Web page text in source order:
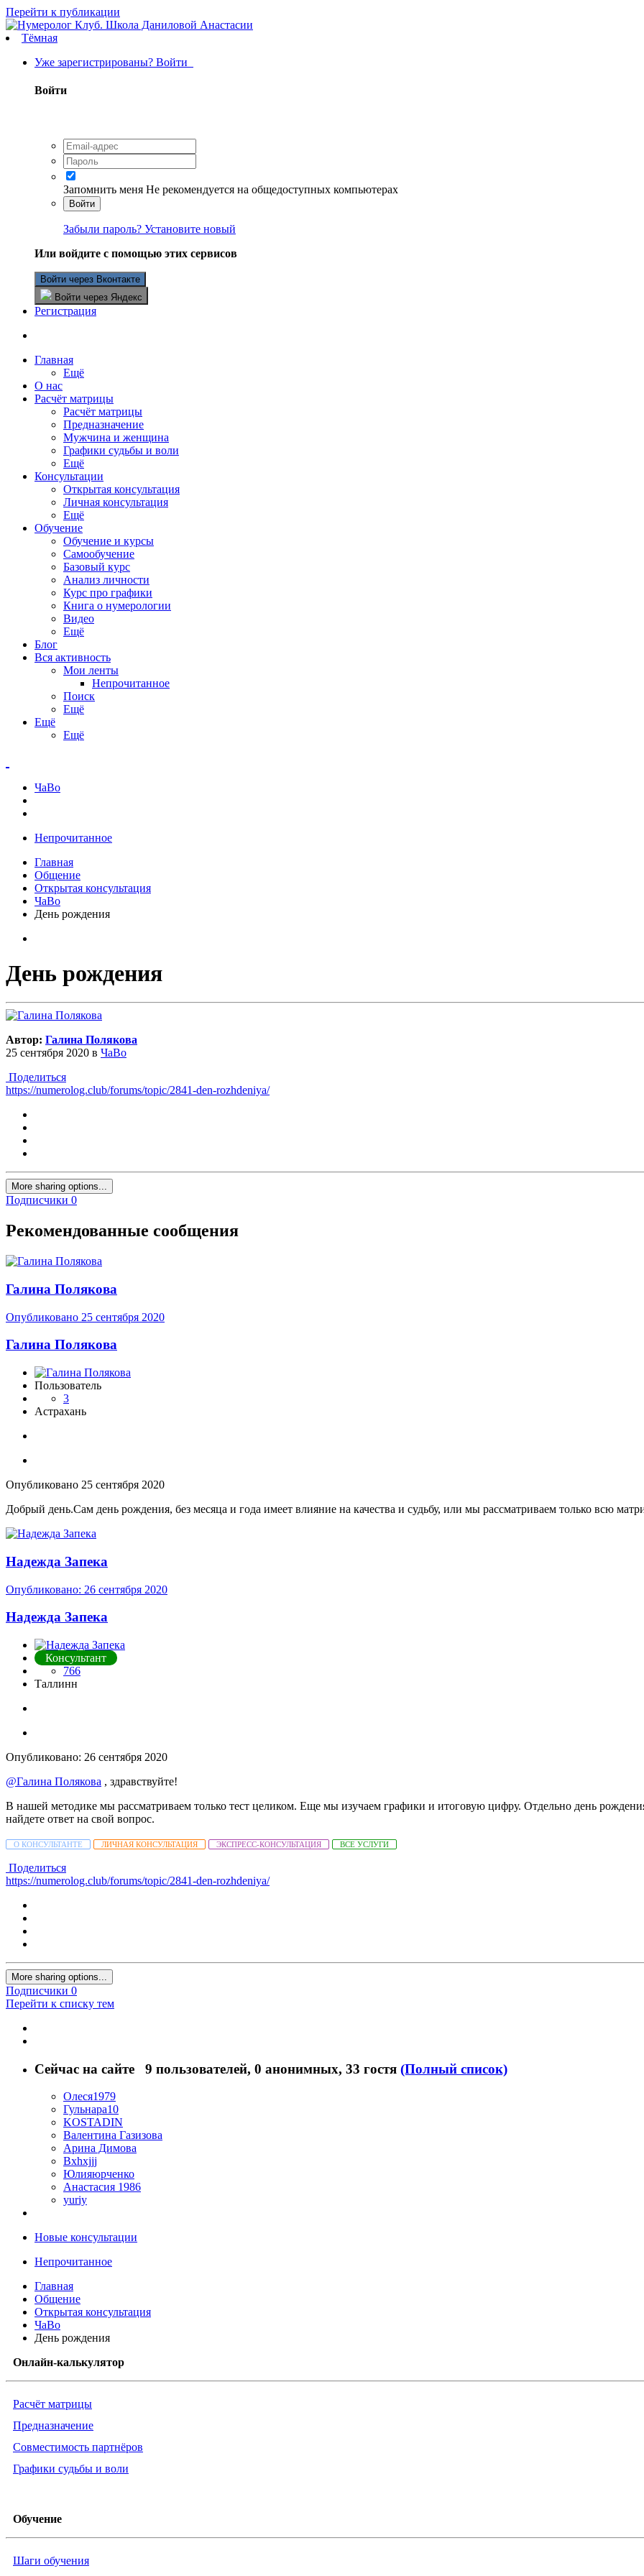
Перейти к публикации
Тёмная
Уже зарегистрированы? Войти
Войти
Запомнить меня Не рекомендуется на общедоступных компьютерах
Войти
Забыли пароль? Установите новый
Или войдите с помощью этих сервисов
Войти через Вконтакте
Войти через Яндекс
Регистрация
Главная
Ещё
О нас
Расчёт матрицы
Расчёт матрицы
Предназначение
Мужчина и женщина
Графики судьбы и воли
Ещё
Консультации
Открытая консультация
Личная консультация
Ещё
Обучение
Обучение и курсы
Самообучение
Базовый курс
Анализ личности
Курс про графики
Книга о нумерологии
Видео
Ещё
Блог
Вся активность
Мои ленты
Непрочитанное
Поиск
Ещё
Ещё
Ещё
ЧаВо
Непрочитанное
Главная
Общение
Открытая консультация
ЧаВо
День рождения
День рождения
Автор: Галина Полякова
25 сентября 2020 в ЧаВо
Поделиться
https://numerolog.club/forums/topic/2841-den-rozhdeniya/
More sharing options...
Подписчики 0
Рекомендованные сообщения
Галина Полякова
Опубликовано 25 сентября 2020
Галина Полякова
Пользователь
3
Астрахань
Опубликовано 25 сентября 2020
Добрый день.Сам день рождения, без месяца и года имеет влияние на качества и судьбу, или мы рассматриваем только всю
Надежда Запека
Опубликовано: 26 сентября 2020
Надежда Запека
Консультант
766
Таллинн
Опубликовано: 26 сентября 2020
@Галина Полякова , здравствуйте!
В нашей методике мы рассматриваем только тест целиком. Еще мы изучаем графики и итоговую цифру. Отдельно день
найдете ответ на свой вопрос.
О КОНСУЛЬТАНТЕ ЛИЧНАЯ КОНСУЛЬТАЦИЯ ЭКСПРЕСС-КОНСУЛЬТАЦИЯ ВСЕ УСЛУГИ
Поделиться
https://numerolog.club/forums/topic/2841-den-rozhdeniya/
More sharing options...
Подписчики 0
Перейти к списку тем
Сейчас на сайте 9 пользователей, 0 анонимных, 33 гостя (Полный список)
Олеся1979
Гульнара10
KOSTADIN
Валентина Газизова
Арина Димова
Bxhxjjj
Юлияюрченко
Анастасия 1986
yuriy
Новые консультации
Непрочитанное
Главная
Общение
Открытая консультация
ЧаВо
День рождения
Онлайн-калькулятор
Расчёт матрицы
Предназначение
Совместимость партнёров
Графики судьбы и воли
Обучение
Шаги обучения